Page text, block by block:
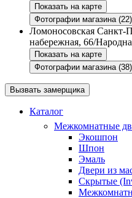
Показать на карте
Фотографии магазина (22)
Ломоносовская Санкт-
набережная, 66/
Показать на карте
Фотографии магазина (38)
Вызвать замерщика
Каталог
Межкомнатные
Экошпон
Шпон
Эмаль
Двери из
Скрытые